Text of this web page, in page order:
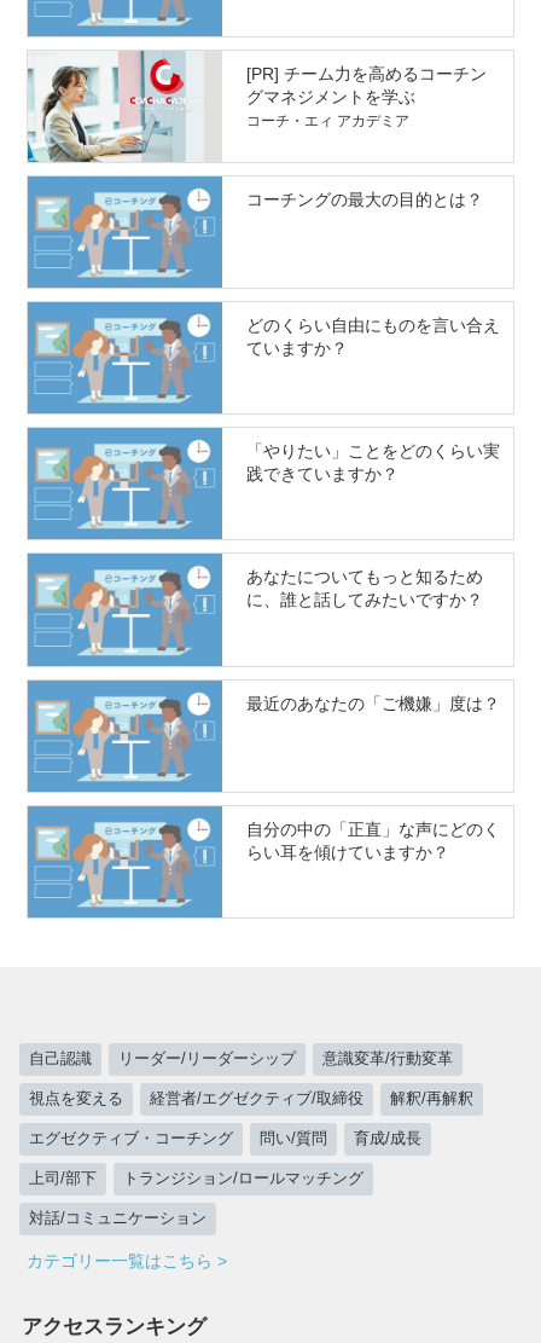
[PR] チーム力を高めるコーチン
グマネジメントを学ぶ
コーチ・エィ アカデミア
コーチングの最大の目的とは？
どのくらい自由にものを言い合え
ていますか？
「やりたい」ことをどのくらい実
践できていますか？
あなたについてもっと知るため
に、誰と話してみたいですか？
最近のあなたの「ご機嫌」度は？
自分の中の「正直」な声にどのく
らい耳を傾けていますか？
自己認識 リーダー/リーダーシップ 意識変革/行動変革
視点を変える 経営者/エグゼクティブ/取締役 解釈/再解釈
エグゼクティブ・コーチング 問い/質問 育成/成長
上司/部下 トランジション/ロールマッチング
対話/コミュニケーション
カテゴリー一覧はこちら >
アクセスランキング